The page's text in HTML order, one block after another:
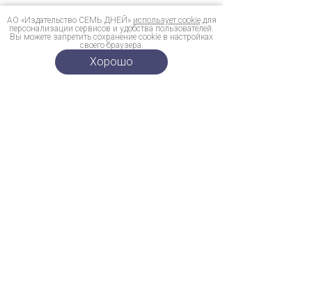
АО «Издательство СЕМЬ ДНЕЙ» использует cookieдля
персонализации сервисов и удобства пользователей.
Вы можете запретить сохранение cookie в настройках
своего браузера.
Хорошо